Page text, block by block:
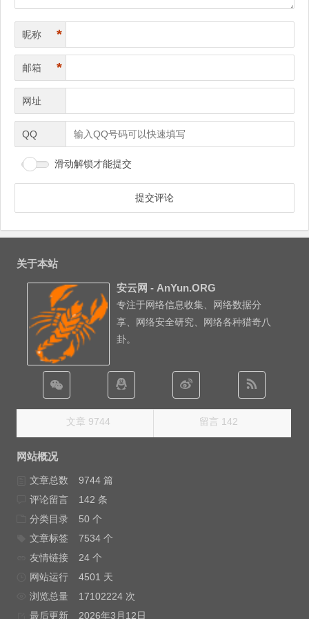
昵称 *
邮箱 *
网址
QQ
滑动解锁才能提交
关于本站
安云网 - AnYun.ORG
专注于网络信息收集、网络数据分
享、网络安全研究、网络各种猎奇八
卦。
文章 9744 留言 142
网站概况
文章总数
9744 篇
评论留言
142 条
分类目录
50 个
文章标签
7534 个
友情链接
24 个
网站运行
4501 天
浏览总量
17102224 次
最后更新
2026年3月12日